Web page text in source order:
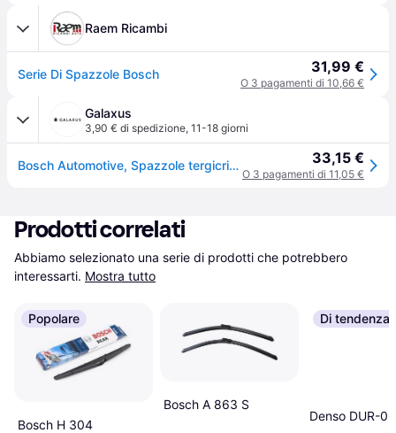
Raem Ricambi
Serie Di Spazzole Bosch 31,99 €
O 3 pagamenti di 10,66 €
Galaxus
3,90 € di spedizione, 11-18 giorni
Bosch Automotive, Spazzole tergicristalli, Aerotwin AR550S 33,15 €
O 3 pagamenti di 11,05 €
Prodotti correlati
Abbiamo selezionato una serie di prodotti che potrebbero
interessarti. Mostra tutto
Popolare
Bosch H 304
Bosch A 863 S
Di tendenza
Denso DUR-